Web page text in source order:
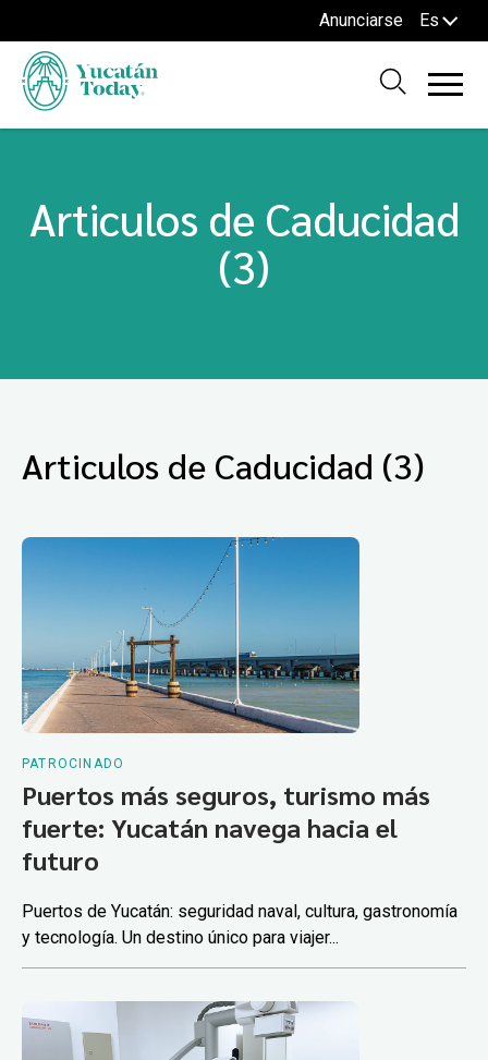
Anunciarse Es
Articulos de Caducidad
(3)
Articulos de Caducidad (3)
PATROCINADO
Puertos más seguros, turismo más
fuerte: Yucatán navega hacia el
futuro
Puertos de Yucatán: seguridad naval, cultura, gastronomía
y tecnología. Un destino único para viajer...